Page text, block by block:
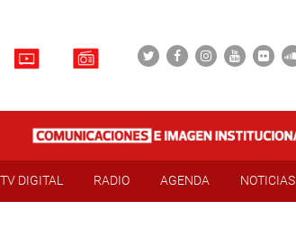
TV DIGITAL RADIO AGENDA NOTICIAS